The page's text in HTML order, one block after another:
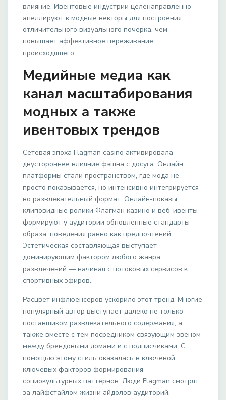
влияние. Ивентовые индустрии целенаправленно
апеллируют к модные векторы для построения
отличительного визуального почерка, чем
повышает аффективное переживание
происходящего.
Медийные медиа как
канал масштабирования
модных а также
ивентовых трендов
Сетевая эпоха Flagman casino активировала
двустороннее влияние фэшна с досуга. Онлайн
платформы стали пространством, где мода не
просто показывается, но интенсивно интегрируется
во развлекательный формат. Онлайн-показы,
клиповидные ролики Флагман казино и веб-ивенты
формируют у аудитории обновленные стандарты
образа, поведения равно как предпочтений.
Эстетическая составляющая выступает
доминирующим фактором любого жанра
развлечений — начиная с потоковых сервисов к
спортивных эфиров.
Расцвет инфлюенсеров ускорило этот тренд. Многие
популярный автор выступает далеко не только
поставщиком развлекательного содержания, а
также вместе с тем посредником связующим звеном
между брендовыми домами и с подписчиками. С
помощью этому стиль оказалась в ключевой
ключевых факторов формирования
социокультурных паттернов. Люди Flagman смотрят
за лайфстайлом жизни айдолов аудиторий,